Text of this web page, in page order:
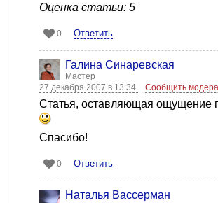
Оценка статьи: 5
0 Ответить
Галина Синаревская
Мастер
27 декабря 2007 в 13:34
Сообщить
Статья, оставляющая ощущение
Спасибо!
0 Ответить
Наталья Вассерман